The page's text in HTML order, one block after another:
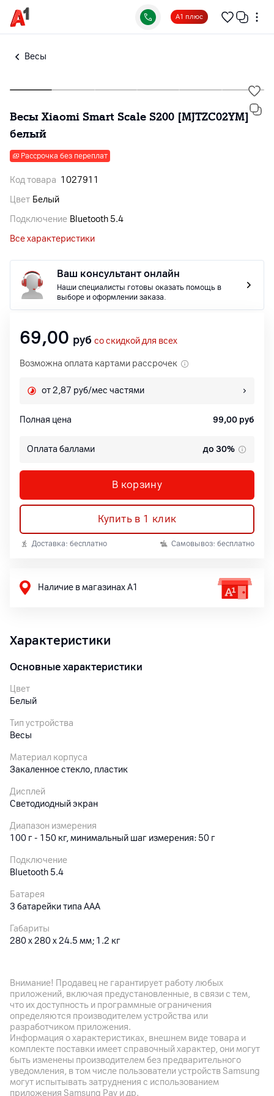
А1 плюс
Весы
Весы Xiaomi Smart Scale S200 [MJTZC02YM]
белый
Рассрочка без переплат
Код товара 1027911
Цвет Белый
Подключение Bluetooth 5.4
Все характеристики
Ваш консультант онлайн
Наши специалисты готовы оказать помощь в
выборе и оформлении заказа.
69,00 руб со скидкой для всех
Возможна оплата картами рассрочек
от 2,87 руб/мес частями
Полная цена 99,00 руб
Оплата баллами до 30%
В корзину
Купить в 1 клик
Доставка: бесплатно Самовывоз: бесплатно
Наличие в магазинах А1
Характеристики
Основные характеристики
Цвет
Белый
Тип устройства
Весы
Материал корпуса
Закаленное стекло, пластик
Дисплей
Светодиодный экран
Диапазон измерения
100 г - 150 кг, минимальный шаг измерения: 50 г
Подключение
Bluetooth 5.4
Батарея
3 батарейки типа ААА
Габариты
280 х 280 х 24.5 мм; 1.2 кг
функция проверки равновесия; двойной режим для людей и
предметов; хранение информации о пользователях (до 36);
данные о 4 ключевых показателях (масса тела, индекс
массы тела (ИМТ), стандартный вес тела, основанный на
росте и возрасте пользователя), рекомендации по контролю
веса, подключение к приложению Mi Fit (совместимость: ОС
Android 8.0 / iOS 12.0 или более поздней версии)
Внимание! Продавец не гарантирует работу любых
приложений, включая предустановленные, в связи с тем,
что их доступность и программные ограничения
определяются производителем устройства или
разработчиком приложения.
Информация о характеристиках, внешнем виде товара и
комплекте поставки имеет справочный характер, они могут
быть изменены производителем без предварительного
уведомления, в том числе пользователи устройств Samsung
могут испытывать затруднения с использованием
приложения Samsung Pay и др.